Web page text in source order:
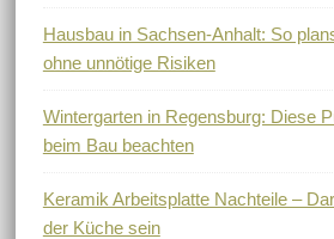
Hausbau in Sachsen-Anhalt: So
ohne unnötige Risiken
Wintergarten in Regensburg: Diese
beim Bau beachten
Keramik Arbeitsplatte Nachteile –
der Küche sein